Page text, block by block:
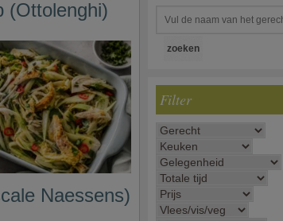
(Ottolenghi)
Naessens)
Filter